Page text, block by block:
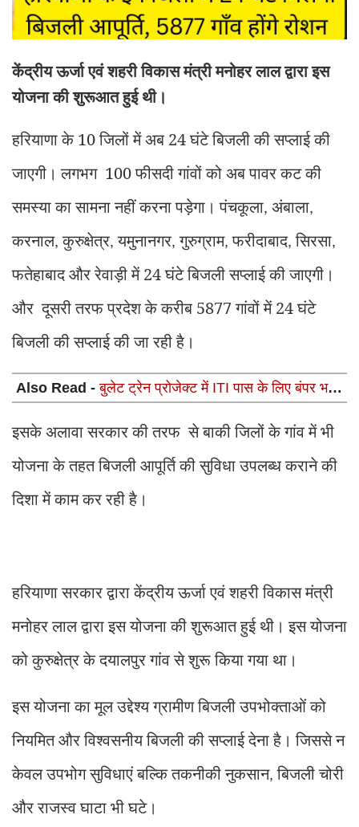
केंद्रीय ऊर्जा एवं शहरी विकास मंत्री मनोहर लाल द्वारा इस
योजना की शुरूआत हुई थी।
हरियाणा के 10 जिलों में अब 24 घंटे बिजली की सप्लाई की
जाएगी। लगभग 100 फीसदी गांवों को अब पावर कट की
समस्या का सामना नहीं करना पड़ेगा। पंचकूला, अंबाला,
करनाल,कुरुक्षेत्र,यमुनानगर,गुरुग्राम,फरीदाबाद,सिरसा,
फतेहाबाद और रेवाड़ी में 24 घंटे बिजली सप्लाई की जाएगी।
और दूसरी तरफ प्रदेश के करीब 5877 गांवों में 24 घंटे
बिजली की सप्लाई की जा रही है।
Also Read -बुलेट ट्रेन प्रोजेक्ट में ITI पास के लिए बंपर भर्ती,
35000 सैलरी, जाने कुल पद और आवेदन की लास्ट डेट
इसके अलावा सरकार की तरफ से बाकी जिलों के गांव में भी
योजना के तहत बिजली आपूर्ति की सुविधा उपलब्ध कराने की
दिशा में काम कर रही है।
हरियाणा सरकार द्वारा केंद्रीय ऊर्जा एवं शहरी विकास मंत्री
मनोहर लाल द्वारा इस योजना की शुरूआत हुई थी। इस योजना
को कुरुक्षेत्र के दयालपुर गांव से शुरू किया गया था।
इस योजना का मूल उद्देश्य ग्रामीण बिजली उपभोक्ताओं को
नियमित और विश्वसनीय बिजली की सप्लाई देना है। जिससे न
केवल उपभोग सुविधाएं बल्कि तकनीकी नुकसान,बिजली चोरी
और राजस्व घाटा भी घटे।